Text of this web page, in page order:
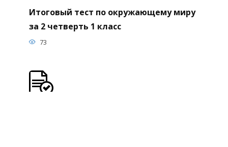
Итоговый тест по окружающему миру
за 2 четверть 1 класс
73